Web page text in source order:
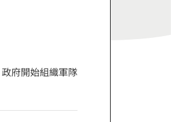
府開始組織軍隊